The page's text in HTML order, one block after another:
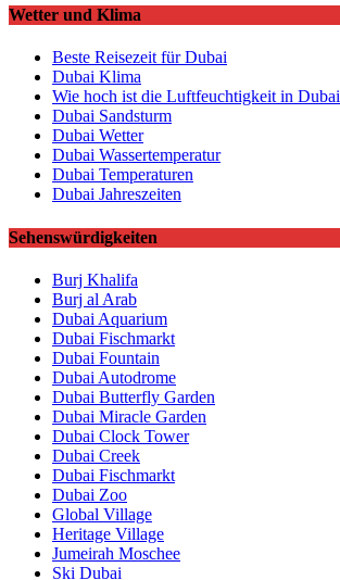
Wetter und Klima
Beste Reisezeit für Dubai
Dubai Klima
Wie hoch ist die Luftfeuchtigkeit in Dubai
Dubai Sandsturm
Dubai Wetter
Dubai Wassertemperatur
Dubai Temperaturen
Dubai Jahreszeiten
Sehenswürdigkeiten
Burj Khalifa
Burj al Arab
Dubai Aquarium
Dubai Fischmarkt
Dubai Fountain
Dubai Autodrome
Dubai Butterfly Garden
Dubai Miracle Garden
Dubai Clock Tower
Dubai Creek
Dubai Fischmarkt
Dubai Zoo
Global Village
Heritage Village
Jumeirah Moschee
Ski Dubai